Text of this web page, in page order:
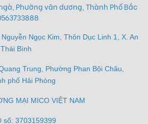
Phường vân dương, Thành Phố Bắc
Ngọc Kim, Thôn Dục Linh 1, X. An
Bình
Trung, Phường Phan Bội Châu,
phố Hải Phòng
MẠI MICO VIỆT NAM
số: 3703159399